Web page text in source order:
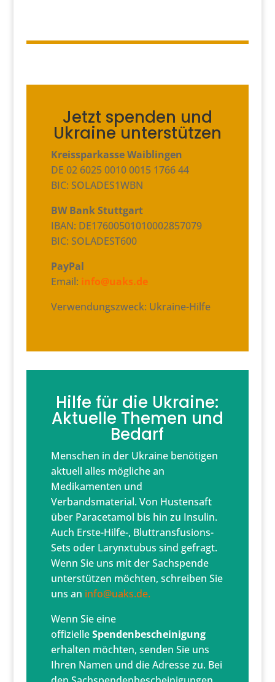
Jetzt spenden und
Ukraine unterstützen
Kreissparkasse Waiblingen
DE 02 6025 0010 0015 1766 44
BIC: SOLADES1WBN
BW Bank Stuttgart
IBAN: DE17600501010002857079
BIC: SOLADEST600
PayPal
Email: info@uaks.de
Verwendungszweck: Ukraine-Hilfe
Hilfe für die Ukraine:
Aktuelle Themen und
Bedarf
Menschen in der Ukraine benötigen
aktuell alles mögliche an
Medikamenten und
Verbandsmaterial. Von Hustensaft
über Paracetamol bis hin zu Insulin.
Auch Erste-Hilfe-, Bluttransfusions-
Sets oder Larynxtubus sind gefragt.
Wenn Sie uns mit der Sachspende
unterstützen möchten, schreiben Sie
uns an info@uaks.de.
Wenn Sie eine
offizielleSpendenbescheinigung
erhalten möchten, senden Sie uns
Ihren Namen und die Adresse zu. Bei